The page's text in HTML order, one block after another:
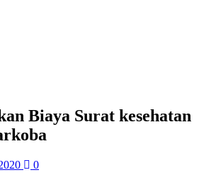
Biaya Surat kesehatan
0